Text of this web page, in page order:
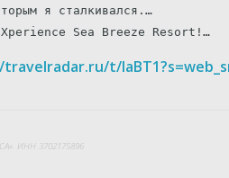
я сталкивался.…
Sea Breeze Resort!…
t/
ИНН 3702175896